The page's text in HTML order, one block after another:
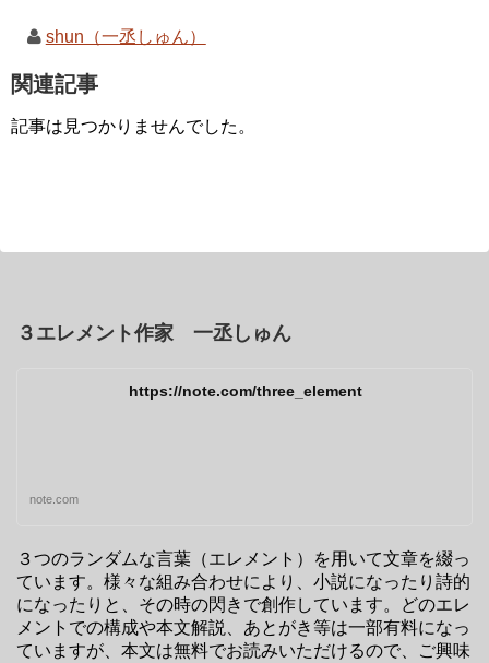
shun（一丞しゅん）
関連記事
記事は見つかりませんでした。
３エレメント作家 一丞しゅん
https://note.com/three_element
note.com
３つのランダムな言葉（エレメント）を用いて文章を綴っ
ています。様々な組み合わせにより、小説になったり詩的
になったりと、その時の閃きで創作しています。どのエレ
メントでの構成や本文解説、あとがき等は一部有料になっ
ていますが、本文は無料でお読みいただけるので、ご興味